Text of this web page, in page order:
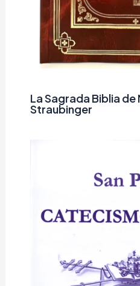
La Sagrada Biblia de
Straubinger